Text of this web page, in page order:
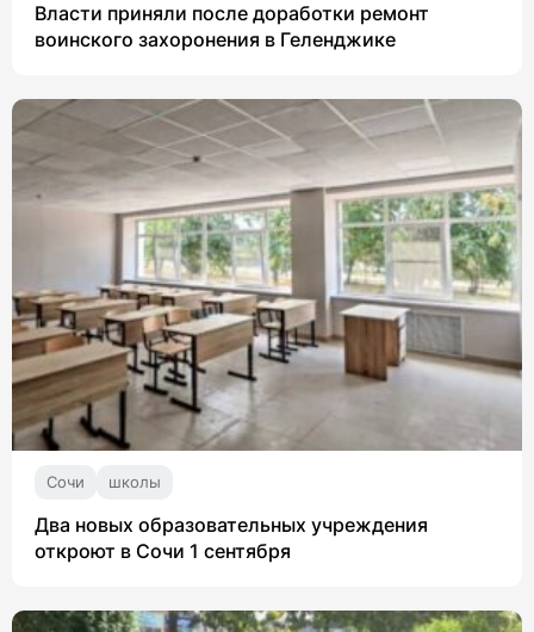
Власти приняли после доработки ремонт
воинского захоронения в Геленджике
Сочи школы
Два новых образовательных учреждения
откроют в Сочи 1 сентября